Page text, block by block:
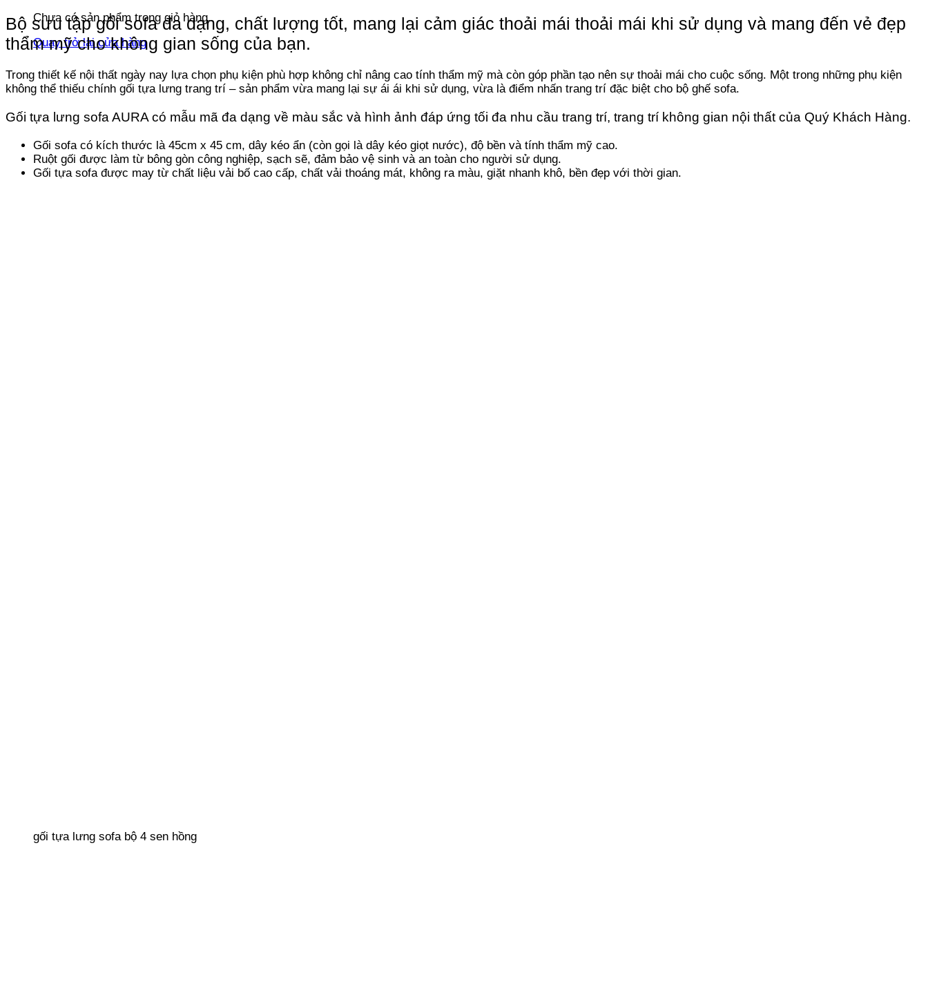
Chưa có sản phẩm trong giỏ hàng.
Quay trở lại cửa hàng
lượng
Bộ sưu tập gối sofa đa dạng, chất lượng tốt, mang lại cảm giác thoải mái thoải mái khi sử dụng và mang đến vẻ đẹp
thẩm mỹ cho không gian sống của bạn.​
Trong thiết kế nội thất ngày nay lựa chọn phụ kiện phù hợp không chỉ nâng cao tính thẩm mỹ mà còn góp phần tạo nên sự thoải mái cho cuộc sống. Một trong những phụ kiện
không thể thiếu chính gối tựa lưng trang trí – sản phẩm vừa mang lại sự ái ái khi sử dụng, vừa là điểm nhấn trang trí đặc biệt cho bộ ghế sofa.​
Gối tựa lưng sofa AURA có mẫu mã đa dạng về màu sắc và hình ảnh đáp ứng tối đa nhu cầu trang trí, trang trí không gian nội thất của Quý Khách Hàng.
Gối sofa có kích thước là 45cm x 45 cm, dây kéo ẩn (còn gọi là dây kéo giọt nước), độ bền và tính thẩm mỹ cao.
Ruột gối được làm từ bông gòn công nghiệp, sạch sẽ, đảm bảo vệ sinh và an toàn cho người sử dụng.
Gối tựa sofa được may từ chất liệu vải bố cao cấp, chất vải thoáng mát, không ra màu, giặt nhanh khô, bền đẹp với thời gian.
gối tựa lưng sofa bộ 4 sen hồng